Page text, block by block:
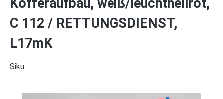
Kofferaufbau, weiß/leuchthellrot,
C 112 / RETTUNGSDIENST,
L17mK
Siku